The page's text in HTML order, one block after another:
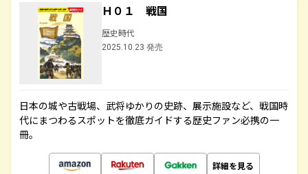
Ｈ０１ 戦国
歴史時代
2025.10.23 発売
日本の城や古戦場、武将ゆかりの史跡、展示施設など、戦国時
代にまつわるスポットを徹底ガイドする歴史ファン必携の一
冊。
詳細を見る